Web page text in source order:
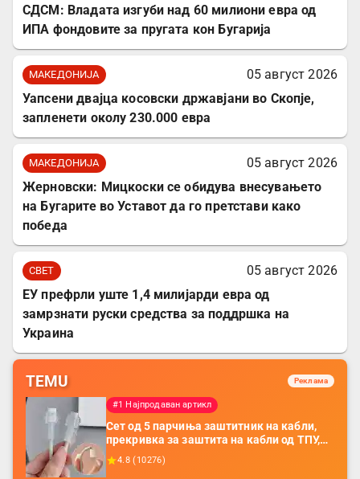
СДСМ: Владата изгуби над 60 милиони евра од
ИПА фондовите за пругата кон Бугарија
МАКЕДОНИЈА
05 август 2026
Уапсени двајца косовски државјани во Скопје,
запленети околу 230.000 евра
МАКЕДОНИЈА
05 август 2026
Жерновски: Мицкоски се обидува внесувањето
на Бугарите во Уставот да го претстави како
победа
СВЕТ
05 август 2026
ЕУ префрли уште 1,4 милијарди евра од
замрзнати руски средства за поддршка на
Украина
TEMU Реклама
#1 Најпродаван артикл
Сет од 5 парчиња заштитник на кабли,
прекривка за заштита на кабли од ТПУ,
додатоци за заштита на кабли, без
батерија, за мобилни телефони, комплет
4.8 (10276)